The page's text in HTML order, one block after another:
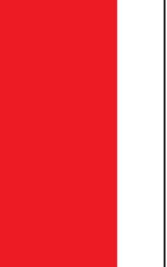
kan variera.
på generation. Appar kan hämtas
Mjukvara från andra utvecklare
som diagonalen i en rektangel
11-tums iPad Air är 10,86 tum.
mindre.
tillgängligt på vissa
Hastigheterna påverkas
av operatör. Mer information om
samt på
& Support